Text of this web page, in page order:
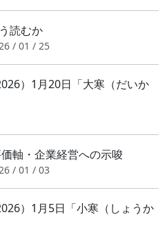
読むか
/ 01 / 25
）1月20日「大寒（だいか
軸・企業経営への示唆
/ 01 / 03
）1月5日「小寒（しょうか